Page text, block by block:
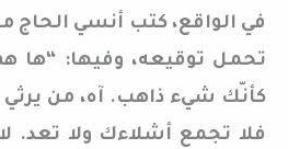
في الواقع، كتب أنسي الحاج
تحمل توقيعه، وفيها: “ها
كأنّك شيء ذاهب. آه، من يرثي
فلا تجمع أشلاءك ولا تعد.